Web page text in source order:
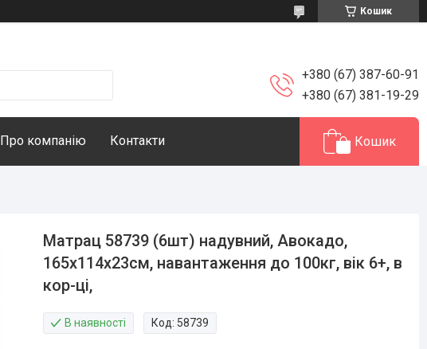
Кошик
+380 (67) 387-60-91
+380 (67) 381-19-29
Про компанію Контакти Кошик
Матрац 58739 (6шт) надувний, Авокадо,
165х114х23см, навантаження до 100кг, вік 6+, в
кор-ці,
В наявності Код: 58739